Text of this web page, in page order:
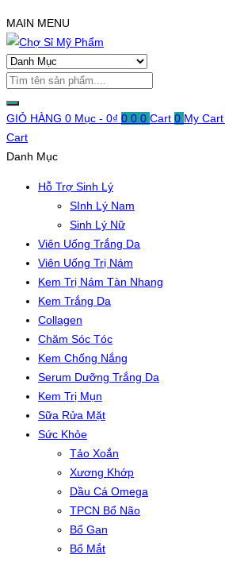
MAIN MENU
GIỎ HÀNG 0 Mục - 0₫ 0 0 0 Cart 0 My Cart
Cart
Danh Mục
Hỗ Trợ Sinh Lý
SInh Lý Nam
Sinh Lý Nữ
Viên Uống Trắng Da
Viên Uống Trị Nám
Kem Trị Nám Tàn Nhang
Kem Trắng Da
Collagen
Chăm Sóc Tóc
Kem Chống Nắng
Serum Dưỡng Trắng Da
Kem Trị Mụn
Sữa Rửa Mặt
Sức Khỏe
Tảo Xoắn
Xương Khớp
Dầu Cá Omega
TPCN Bổ Não
Bổ Gan
Bổ Mắt